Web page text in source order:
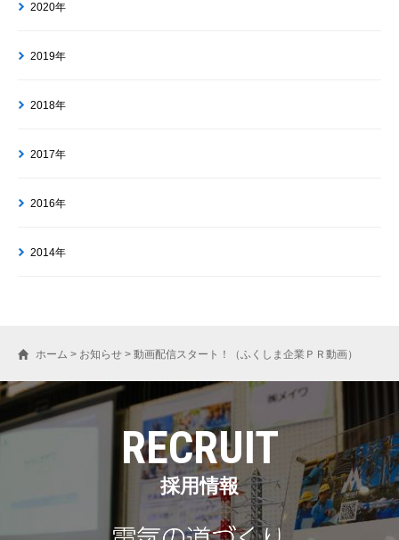
2020年
2019年
2018年
2017年
2016年
2014年
ホーム > お知らせ > 動画配信スタート！（ふくしま企業ＰＲ動画）
RECRUIT
採用情報